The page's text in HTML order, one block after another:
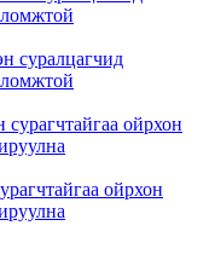
суралцагчид
ойрхон